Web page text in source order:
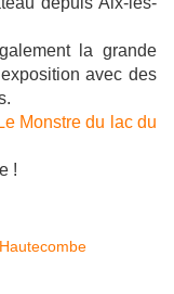
la grande
avec des
Le Monstre du lac du
!